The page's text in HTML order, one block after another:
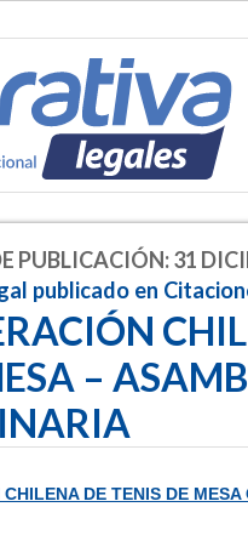
PUBLICACIÓN: 31
publicado en
–
CHILENA DE TENIS DE